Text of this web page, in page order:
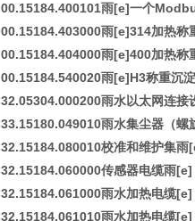
00.15184.400101雨[e]一个
00.15184.403000雨[e]314加热称
00.15184.404000雨[e]400加热称
00.15184.540020雨[e]H3称重沉
32.05304.000200雨水以太网连接
33.15180.049010雨水集尘器（螺
32.15184.080010校准和维护集雨
32.15184.060000传感器电缆雨[e]
32.15184.061000雨水加热电缆[e]
32.15184.061010雨水加热电缆[e]